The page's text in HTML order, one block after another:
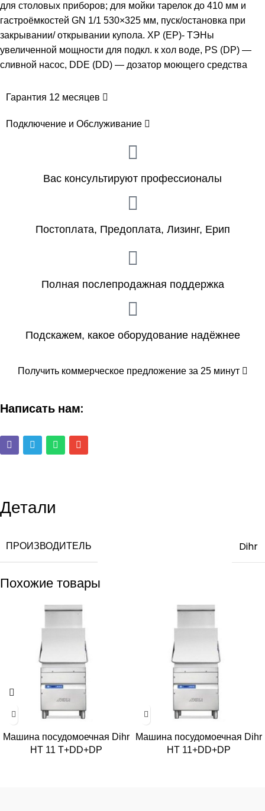
для столовых приборов; для мойки тарелок до 410 мм и
гастроёмкостей GN 1/1 530×325 мм, пуск/остановка при
закрывании/ открывании купола. XP (EP)- ТЭНы
увеличенной мощности для подкл. к хол воде, PS (DP) —
сливной насос, DDE (DD) — дозатор моющего средства
Гарантия 12 месяцев
Подключение и Обслуживание
Вас консультируют профессионалы
Постоплата, Предоплата, Лизинг, Ерип
Полная послепродажная поддержка
Подскажем, какое оборудование надёжнее
Получить коммерческое предложение за 25 минут
Написать нам:
Детали
ПРОИЗВОДИТЕЛЬ Dihr
Похожие товары
Машина посудомоечная Dihr
HT 11 T+DD+DP
Машина посудомоечная Dihr
HT 11+DD+DP